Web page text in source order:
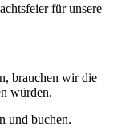
für unsere
brauchen wir die
würden.
und buchen.